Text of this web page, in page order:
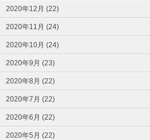
2020年12月 (22)
2020年11月 (24)
2020年10月 (24)
2020年9月 (23)
2020年8月 (22)
2020年7月 (22)
2020年6月 (22)
2020年5月 (22)